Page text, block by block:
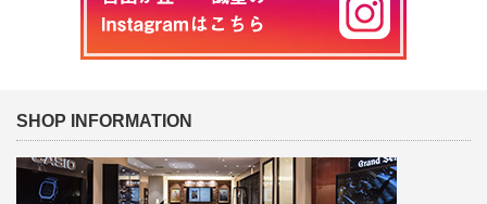
SHOP INFORMATION